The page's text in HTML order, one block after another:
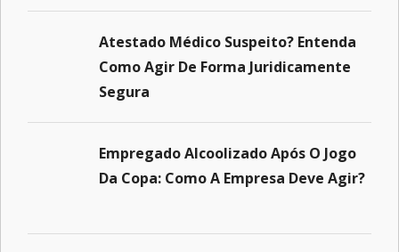
Atestado Médico Suspeito? Entenda
Como Agir De Forma Juridicamente
Segura
Empregado Alcoolizado Após O Jogo
Da Copa: Como A Empresa Deve Agir?